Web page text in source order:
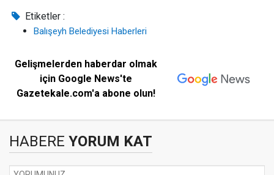
Etiketler :
Balışeyh Belediyesi Haberleri
Gelişmelerden haberdar olmak
için Google News'te
Gazetekale.com'a abone olun!
HABERE YORUM KAT